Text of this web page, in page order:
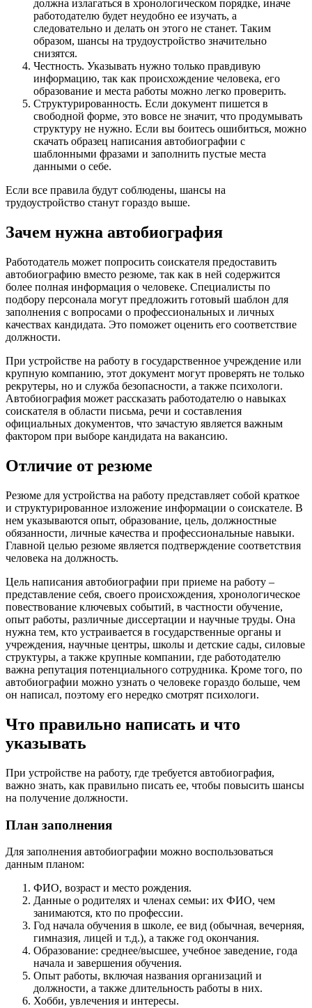
должна излагаться в хронологическом порядке, иначе
работодателю будет неудобно ее изучать, а
следовательно и делать он этого не станет. Таким
образом, шансы на трудоустройство значительно
снизятся.
Честность. Указывать нужно только правдивую
информацию, так как происхождение человека, его
образование и места работы можно легко проверить.
Структурированность. Если документ пишется в
свободной форме, это вовсе не значит, что продумывать
структуру не нужно. Если вы боитесь ошибиться, можно
скачать образец написания автобиографии с
шаблонными фразами и заполнить пустые места
данными о себе.
Если все правила будут соблюдены, шансы на
трудоустройство станут гораздо выше.
Зачем нужна автобиография
Работодатель может попросить соискателя предоставить
автобиографию вместо резюме, так как в ней содержится
более полная информация о человеке. Специалисты по
подбору персонала могут предложить готовый шаблон для
заполнения с вопросами о профессиональных и личных
качествах кандидата. Это поможет оценить его соответствие
должности.
При устройстве на работу в государственное учреждение или
крупную компанию, этот документ могут проверять не только
рекрутеры, но и служба безопасности, а также психологи.
Автобиография может рассказать работодателю о навыках
соискателя в области письма, речи и составления
официальных документов, что зачастую является важным
фактором при выборе кандидата на вакансию.
Отличие от резюме
Резюме для устройства на работу представляет собой краткое
и структурированное изложение информации о соискателе. В
нем указываются опыт, образование, цель, должностные
обязанности, личные качества и профессиональные навыки.
Главной целью резюме является подтверждение соответствия
человека на должность.
Цель написания автобиографии при приеме на работу –
представление себя, своего происхождения, хронологическое
повествование ключевых событий, в частности обучение,
опыт работы, различные диссертации и научные труды. Она
нужна тем, кто устраивается в государственные органы и
учреждения, научные центры, школы и детские сады, силовые
структуры, а также крупные компании, где работодателю
важна репутация потенциального сотрудника. Кроме того, по
автобиографии можно узнать о человеке гораздо больше, чем
он написал, поэтому его нередко смотрят психологи.
Что правильно написать и что
указывать
При устройстве на работу, где требуется автобиография,
важно знать, как правильно писать ее, чтобы повысить шансы
на получение должности.
План заполнения
Для заполнения автобиографии можно воспользоваться
данным планом:
ФИО, возраст и место рождения.
Данные о родителях и членах семьи: их ФИО, чем
занимаются, кто по профессии.
Год начала обучения в школе, ее вид (обычная, вечерняя,
гимназия, лицей и т.д.), а также год окончания.
Образование: среднее/высшее, учебное заведение, года
начала и завершения обучения.
Опыт работы, включая названия организаций и
должности, а также длительность работы в них.
Хобби, увлечения и интересы.